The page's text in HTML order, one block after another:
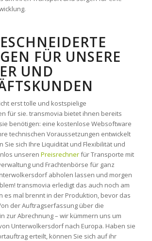
L
FÜR UNSERE P
UND G
erst tolle und kostspielige
für sie. transmovia bietet ihnen bereits
benötigen: eine kostenlose Websoftware
technischen Voraussetzungen entwickelt
Sie sich Ihre Liquidität und Flexibilität und
unseren Preisrechnerfür Transporte mit
und Frachtenbörse für ganz
abholen lassen und morgen
transmovia erledigt das auch noch am
es mal brennt in der Produktion, bevor das
der Auftragserfassung über die
zur Abrechnung – wir kümmern uns um
Unterwolkersdorf nach Europa. Haben sie
erteilt, können Sie sich auf ihr